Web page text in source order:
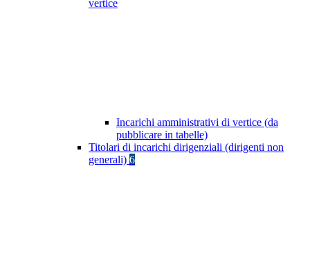
vertice
Incarichi amministrativi di vertice (da
pubblicare in tabelle)
Titolari di incarichi dirigenziali (dirigenti non
generali) 6